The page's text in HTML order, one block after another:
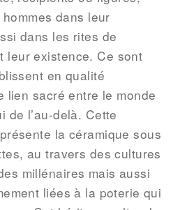
dans leur
dans les rites de
leur existence. Ce sont
en qualité
lien sacré entre le monde
de l’au-delà. Cette
la céramique sous
au travers des cultures
millénaires mais aussi
liées à la poterie qui